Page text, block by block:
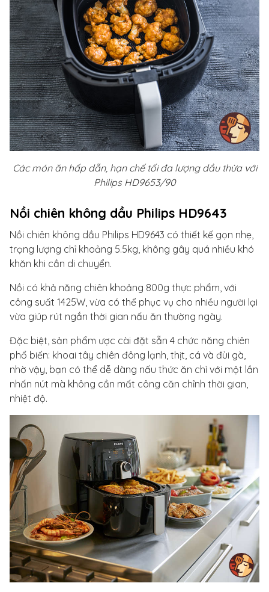
Các món ăn hấp dẫn, hạn chế tối đa lượng dầu thừa với
Philips HD9653/90
Nồi chiên không dầu Philips HD9643
Nồi chiên không dầu Philips HD9643 có thiết kế gọn nhẹ,
trọng lượng chỉ khoảng 5.5kg, không gây quá nhiều khó
khăn khi cần di chuyển.
Nồi có khả năng chiên khoảng 800g thực phẩm, với
công suất 1425W, vừa có thể phục vụ cho nhiều người lại
vừa giúp rút ngắn thời gian nấu ăn thường ngày.
Đặc biệt, sản phẩm ược cài đặt sẵn 4 chức năng chiên
phổ biến: khoai tây chiên đông lạnh, thịt, cá và đùi gà,
nhờ vậy, bạn có thể dễ dàng nấu thức ăn chỉ với một lần
nhấn nút mà không cần mất công căn chỉnh thời gian,
nhiệt độ.